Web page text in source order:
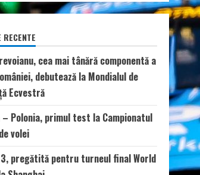
cea mai tânără componentă a
debutează la Mondialul de
Ecvestră
– Polonia, primul test la Campionatul
volei
pregătită pentru turneul final World